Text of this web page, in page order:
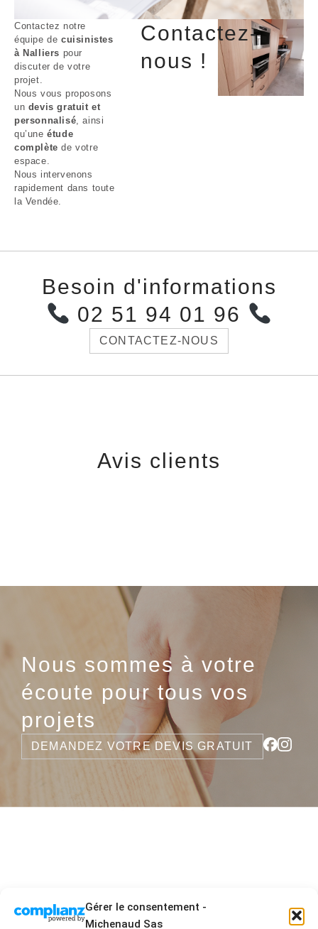
Gérer le consentement -
Michenaud Sas
Contactez-
nous !
Contactez notre
équipe decuisinistes
à Nalliers pour
discuter de votre
projet.
Nous vous proposons
un devis gratuit et
personnalisé , ainsi
qu’uneétude
complète de votre
espace.
Nous intervenons
rapidement dans toute
la Vendée.
Besoin d'informations
02 51 94 01 96
CONTACTEZ-NOUS
Avis clients
Nous sommes à votre
écoute pour tous vos
projets
DEMANDEZ VOTRE DEVIS GRATUIT